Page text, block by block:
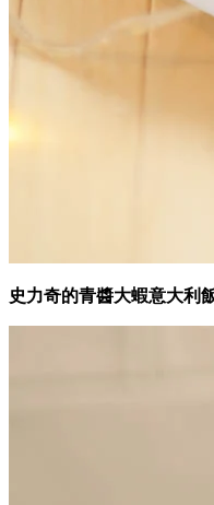
史力奇的青醬大蝦意大利